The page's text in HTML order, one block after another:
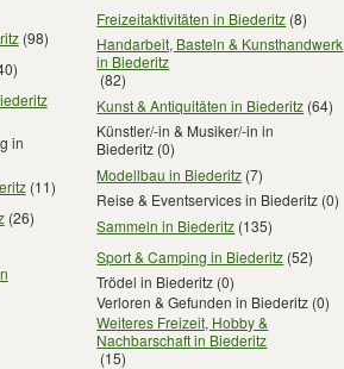
(98)
in
(11)
(26)
Freizeitaktivitäten in Biederitz (8)
Handarbeit, Basteln & Kunsthandwerk
in Biederitz
(82)
Kunst & Antiquitäten in Biederitz (64)
Künstler/-in & Musiker/-in in
Biederitz (0)
Modellbau in Biederitz (7)
Reise & Eventservices in Biederitz (0)
Sammeln in Biederitz (135)
Sport & Camping in Biederitz (52)
Trödel in Biederitz (0)
Verloren & Gefunden in Biederitz (0)
Weiteres Freizeit, Hobby &
Nachbarschaft in Biederitz
(15)